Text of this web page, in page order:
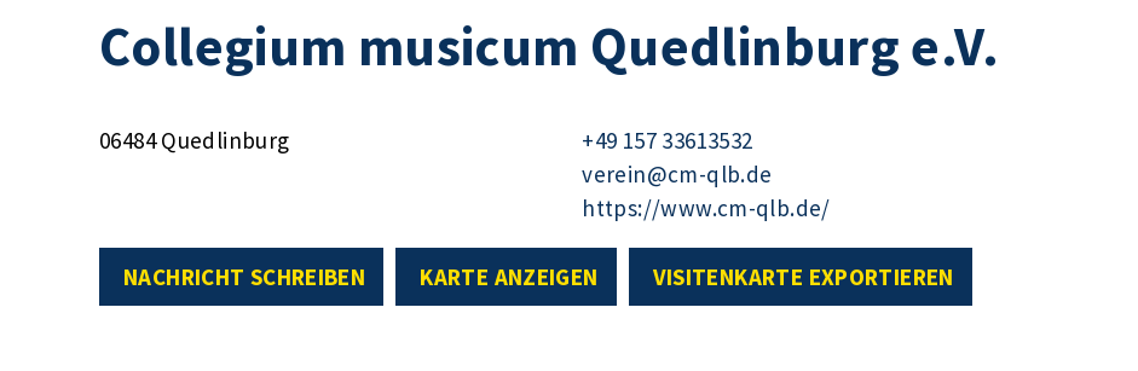
Collegium musicum Quedlinburg e.V.
06484 Quedlinburg
+49 157 33613532
verein@cm-qlb.de
https://www.cm-qlb.de/
NACHRICHT SCHREIBEN KARTE ANZEIGEN VISITENKARTE EXPORTIEREN